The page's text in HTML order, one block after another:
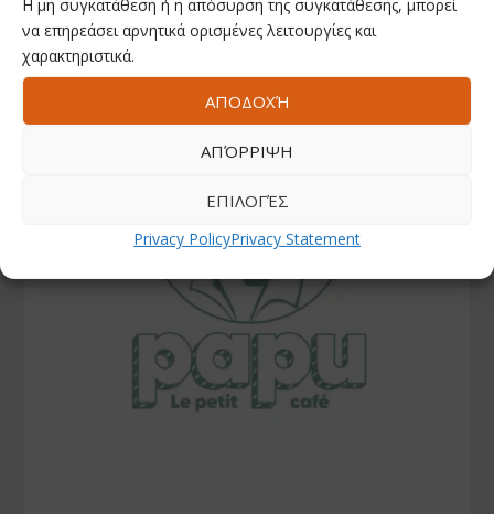
Η μη συγκατάθεση ή η απόσυρση της συγκατάθεσης, μπορεί
να επηρεάσει αρνητικά ορισμένες λειτουργίες και
χαρακτηριστικά.
ΑΠΟΔΟΧΉ
ΑΠΌΡΡΙΨΗ
ΕΠΙΛΟΓΈΣ
Privacy PolicyPrivacy Statement